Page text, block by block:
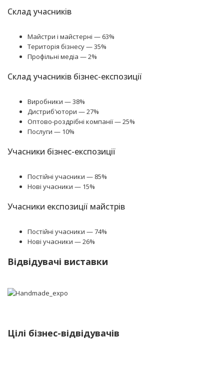
Склад учасників
Майстри і майстерні — 63%
Територія бізнесу — 35%
Профільні медіа — 2%
Склад учасників бізнес-експозиції
Виробники — 38%
Дистриб'ютори — 27%
Оптово-роздрібні компанії — 25%
Послуги — 10%
Учасники бізнес-експозиції
Постійні учасники — 85%
Нові учасники — 15%
Учасники експозиції майстрів
Постійні учасники — 74%
Нові учасники — 26%
Відвідувачі виставки
Цілі бізнес-відвідувачів